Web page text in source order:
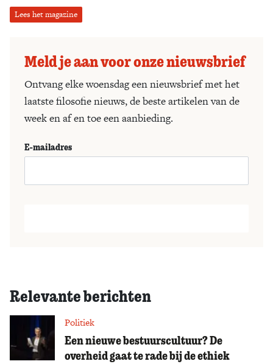
Lees het magazine
Meld je aan voor onze nieuwsbrief
Ontvang elke woensdag een nieuwsbrief met het
laatste filosofie nieuws, de beste artikelen van de
week en af en toe een aanbieding.
E-mailadres
Relevante berichten
Politiek
Een nieuwe bestuurscultuur? De
overheid gaat te rade bij de ethiek